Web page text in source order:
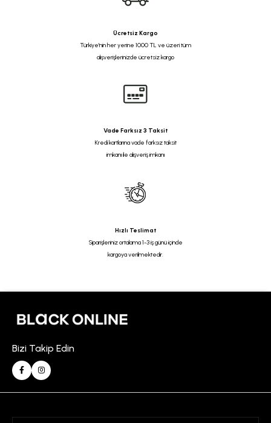
Ücretsiz Kargo
Türkiye'nin her yerine 1000 TL ve üzeri tüm
alışverişlerinizde ücretsiz kargo
Vade Farksız 3 Taksit
Kredi kartlarına vade farksız taksit
imkanı ile alışveriş imkanı
Hızlı Teslimat
Siparişleriniz ortalama 1-3 iş günü içinde
kargoya verilmektedir.
Bizi Takip Edin